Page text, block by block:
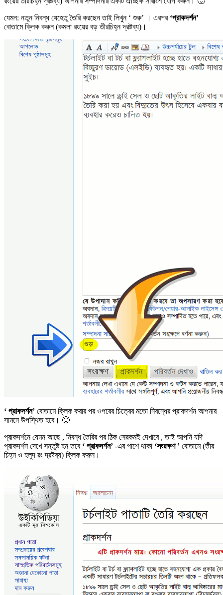
যেমন: নতুন নিবন্ধ যেহেতু তৈরি করছেন তাই লিখুন ‘ শুরু’ । এরপর ‘প্রাকদর্শন’
বোতামে ক্লিক করুন (কমলা রংয়ের বড় তীরচিহ্ন দ্রষ্টব্য)।
‘ প্রাকদর্শন’ বোতামে ক্লিক করার পর ওপরের চিত্রের মতো নিবন্ধের প্রাকদর্শন আপনার
সামনে উপস্থিত হবে। 🙂
প্রাকদর্শনে যেমন আছে , নিবন্ধ তৈরির পর ঠিক সেরকমই দেখাবে , তাই আপনি যদি
প্রাকদর্শন দেখে সন্তুষ্ট হন তবে ‘ প্রাকদর্শন’ -এর পাশে থাকা ‘সংরক্ষণ ’ বোতামে (তীর
চিহ্ন ও হলুদ রং দ্রষ্টব্য) ক্লিক করুন।